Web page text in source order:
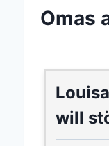
Omas
will